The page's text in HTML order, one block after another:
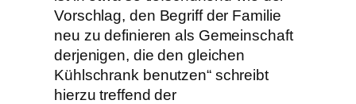
Vorschlag, den Begriff der Familie
neu zu definieren als Gemeinschaft
derjenigen, die den gleichen
Kühlschrank benutzen“ schreibt
hierzu treffend der